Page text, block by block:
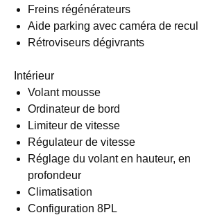
Freins régénérateurs
Aide parking avec caméra de recul
Rétroviseurs dégivrants
Intérieur
Volant mousse
Ordinateur de bord
Limiteur de vitesse
Régulateur de vitesse
Réglage du volant en hauteur, en
profondeur
Climatisation
Configuration 8PL